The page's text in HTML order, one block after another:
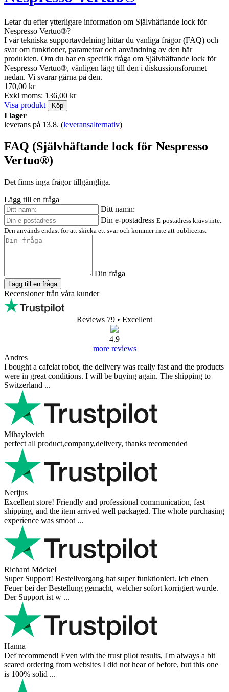
Letar du efter ytterligare information om Självhäftande lock för
Nespresso Vertuo®?
I vår tekniska supportavdelning hittar du vanliga frågor (FAQ) och
svar om funktioner, parametrar och användning av den här
produkten. Om du har en specifik fråga om Självhäftande lock för
Nespresso Vertuo®, vänligen lägg till den i diskussionsforumet
nedan. Vi svarar gärna på den.
170,00 kr
Exkl moms: 136,00 kr
Visa produkt
Köp
I lager
leverans på 13.8. (leveransalternativ)
FAQ (Självhäftande lock för Nespresso
Vertuo®)
Det finns inga frågor tillgängliga.
Lägg till en fråga
Ditt namn:
Din e-postadress E-postadress krävs inte.
Den används endast för att skicka ett svar och kommer inte att publiceras.
Din fråga
Lägg till en fråga
Recensioner från våra kunder
Reviews 79 • Excellent
4.9
more reviews
Andres
I bought a cafelat robot, the delivery was really fast and the products
were in great conditions. I will be buying again. The shipping to
Switzerland ...
Mihaylovich
perfect all product,company,delivery, thanks recomended
Nerijus
Excellent store! Friendly and professional communication, fast
shipping, and the item arrived well packaged. The whole purchasing
experience was smoot ...
Richard Möckel
Super Support! Bestellvorgang hat super funktioniert. Ich einen
Feuer bei der Bestellung gemacht, welcher sofort korrigiert wurde.
Der Support ist w ...
Hanna
Def recommend! Even with the trust pilot results, I'm always a bit
scared ordering from websites I did not hear of before, but this one
is 100% solid ...